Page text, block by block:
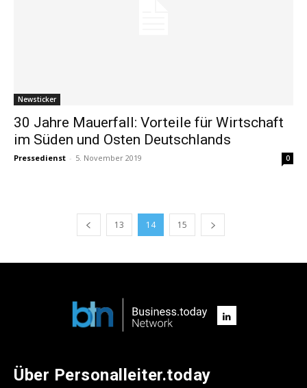
Newsticker
30 Jahre Mauerfall: Vorteile für Wirtschaft
im Süden und Osten Deutschlands
Pressedienst - 5. November 2019 0
13 14 15
Über Personalleiter.today